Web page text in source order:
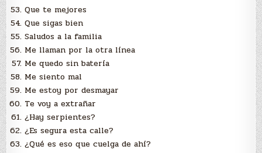
Que te mejores
Que sigas bien
Saludos a la familia
Me llaman por la otra línea
Me quedo sin batería
Me siento mal
Me estoy por desmayar
Te voy a extrañar
¿Hay serpientes?
¿Es segura esta calle?
¿Qué es eso que cuelga de ahí?